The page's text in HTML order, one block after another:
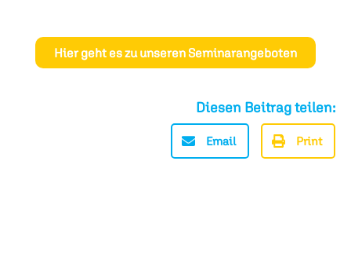
Hier geht es zu unseren Seminarangeboten
Diesen Beitrag teilen:
Email Print